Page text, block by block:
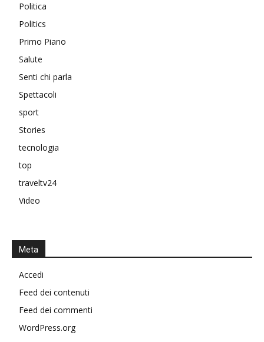
Politica
Politics
Primo Piano
Salute
Senti chi parla
Spettacoli
sport
Stories
tecnologia
top
traveltv24
Video
Meta
Accedi
Feed dei contenuti
Feed dei commenti
WordPress.org